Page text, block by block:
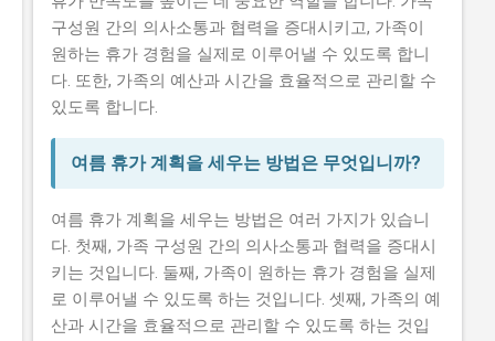
구성원 간의 의사소통과 협력을 증대시키고, 가족이
원하는 휴가 경험을 실제로 이루어낼 수 있도록 합니
다. 또한, 가족의 예산과 시간을 효율적으로 관리할 수
있도록 합니다.
여름 휴가 계획을 세우는 방법은 무엇입니까?
여름 휴가 계획을 세우는 방법은 여러 가지가 있습니
다. 첫째, 가족 구성원 간의 의사소통과 협력을 증대시
키는 것입니다. 둘째, 가족이 원하는 휴가 경험을 실제
로 이루어낼 수 있도록 하는 것입니다. 셋째, 가족의 예
산과 시간을 효율적으로 관리할 수 있도록 하는 것입